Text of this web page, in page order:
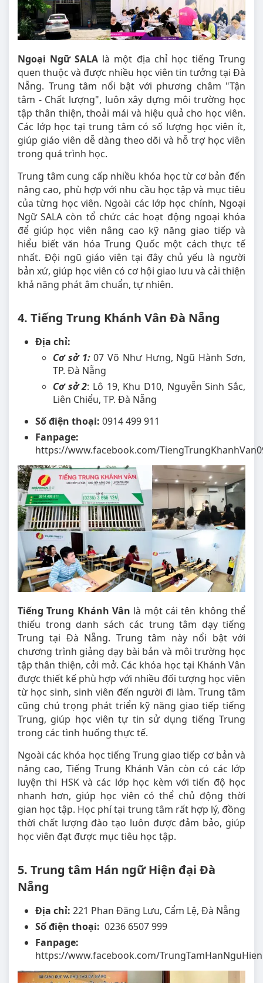
Ngoại Ngữ SALA là một địa chỉ học tiếng Trung
quen thuộc và được nhiều học viên tin tưởng tại Đà
Nẵng. Trung tâm nổi bật với phương châm "Tận
tâm - Chất lượng", luôn xây dựng môi trường học
tập thân thiện, thoải mái và hiệu quả cho học viên.
Các lớp học tại trung tâm có số lượng học viên ít,
giúp giáo viên dễ dàng theo dõi và hỗ trợ học viên
trong quá trình học.
Trung tâm cung cấp nhiều khóa học từ cơ bản đến
nâng cao, phù hợp với nhu cầu học tập và mục tiêu
của từng học viên. Ngoài các lớp học chính, Ngoại
Ngữ SALA còn tổ chức các hoạt động ngoại khóa
để giúp học viên nâng cao kỹ năng giao tiếp và
hiểu biết văn hóa Trung Quốc một cách thực tế
nhất. Đội ngũ giáo viên tại đây chủ yếu là người
bản xứ, giúp học viên có cơ hội giao lưu và cải thiện
khả năng phát âm chuẩn, tự nhiên.
4. Tiếng Trung Khánh Vân Đà Nẵng
Địa chỉ:
Cơ sở 1:07 Võ Như Hưng, Ngũ Hành Sơn,
TP. Đà Nẵng
Cơ sở 2: Lô 19, Khu D10, Nguyễn Sinh Sắc,
Liên Chiểu, TP. Đà Nẵng
Số điện thoại: 0914 499 911
Fanpage:
https://www.facebook.com/
Tiếng Trung Khánh Vân là một cái tên không thể
thiếu trong danh sách các trung tâm dạy tiếng
Trung tại Đà Nẵng. Trung tâm này nổi bật với
chương trình giảng dạy bài bản và môi trường học
tập thân thiện, cởi mở. Các khóa học tại Khánh Vân
được thiết kế phù hợp với nhiều đối tượng học viên
từ học sinh, sinh viên đến người đi làm. Trung tâm
cũng chú trọng phát triển kỹ năng giao tiếp tiếng
Trung, giúp học viên tự tin sử dụng tiếng Trung
trong các tình huống thực tế.
Ngoài các khóa học tiếng Trung giao tiếp cơ bản và
nâng cao, Tiếng Trung Khánh Vân còn có các lớp
luyện thi HSK và các lớp học kèm với tiến độ học
nhanh hơn, giúp học viên có thể chủ động thời
gian học tập. Học phí tại trung tâm rất hợp lý, đồng
thời chất lượng đào tạo luôn được đảm bảo, giúp
học viên đạt được mục tiêu học tập.
5. Trung tâm Hán ngữ Hiện đại Đà
Nẵng
Địa chỉ: 221 Phan Đăng Lưu, Cẩm Lệ, Đà Nẵng
Số điện thoại: 0236 6507 999
Fanpage:
https://www.facebook.com/